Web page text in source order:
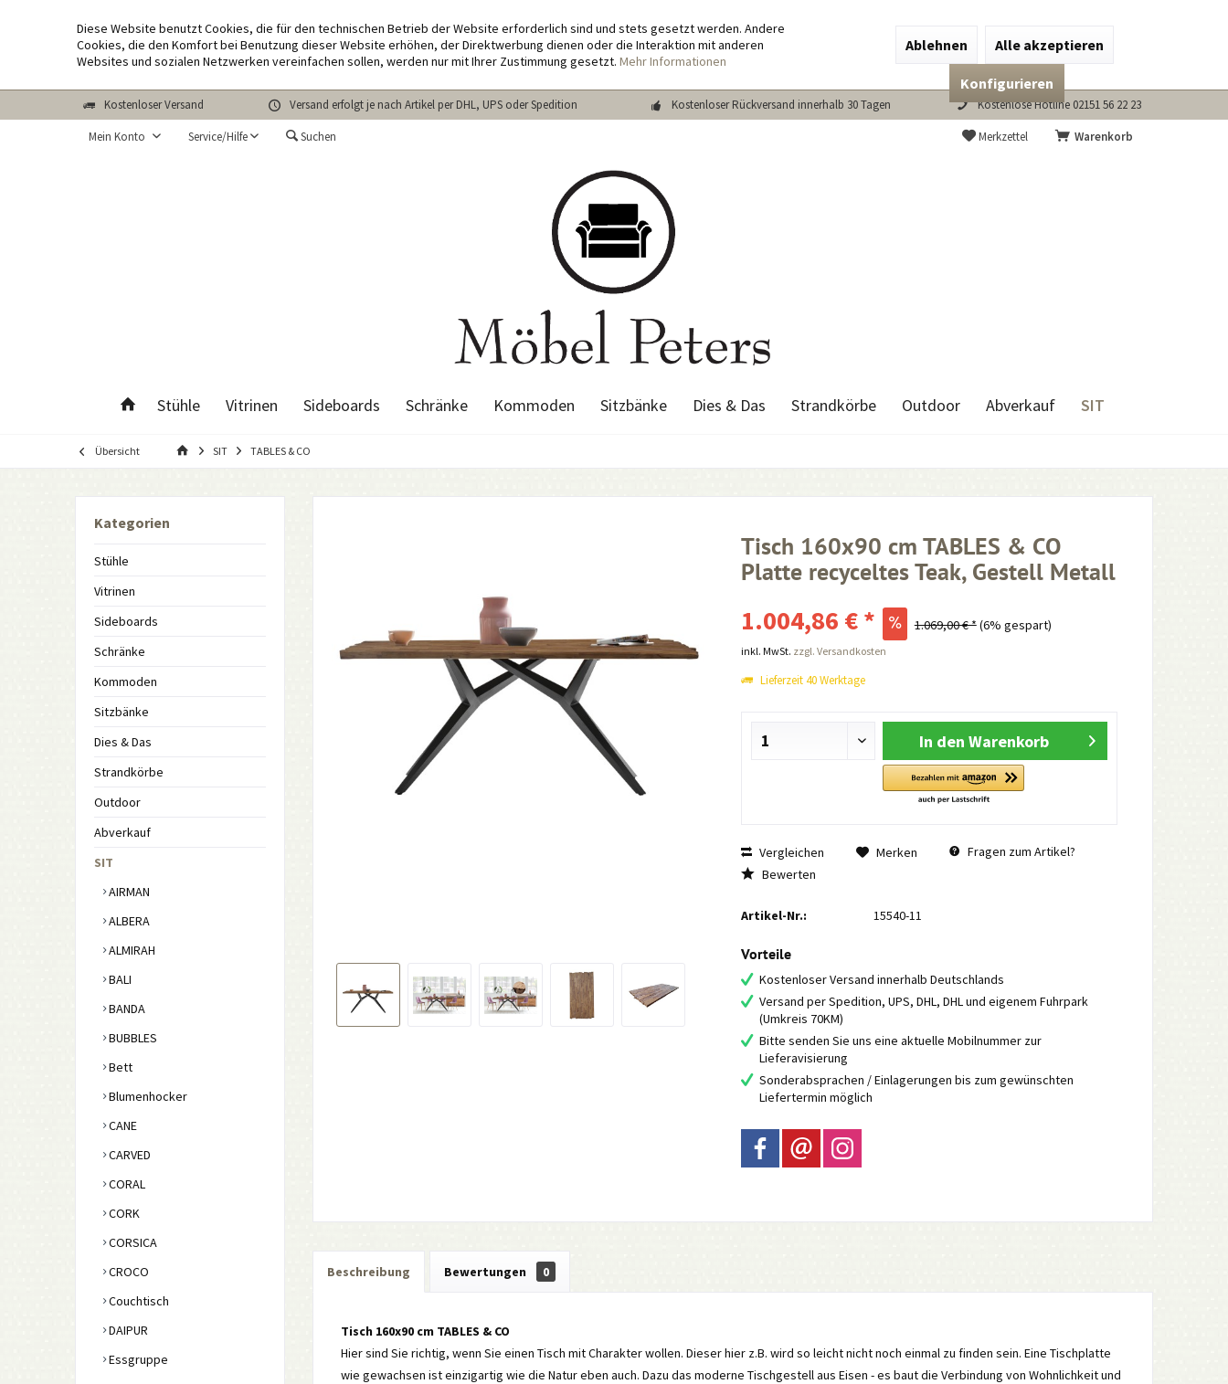
Diese Website benutzt Cookies, die für den technischen Betrieb der Website erforderlich sind und stets gesetzt werden. Andere
Cookies, die den Komfort bei Benutzung dieser Website erhöhen, der Direktwerbung dienen oder die Interaktion mit anderen
Websites und sozialen Netzwerken vereinfachen sollen, werden nur mit Ihrer Zustimmung gesetzt. Mehr Informationen
Ablehnen Alle akzeptieren
Konfigurieren
Kostenloser Versand Versand erfolgt je nach Artikel per DHL, UPS oder Spedition Kostenloser Rückversand innerhalb 30 Tagen Kostenlose Hotline 02151 56 22 23
Warenkorb
Merkzettel
Mein Konto Service/Hilfe Suchen
Stühle Vitrinen Sideboards Schränke Kommoden Sitzbänke Dies & Das Strandkörbe Outdoor Abverkauf SIT
Übersicht SIT TABLES & CO
Kategorien
Stühle
Vitrinen
Sideboards
Schränke
Kommoden
Sitzbänke
Dies & Das
Strandkörbe
Outdoor
Abverkauf
SIT
AIRMAN
ALBERA
ALMIRAH
BALI
BANDA
BUBBLES
Bett
Blumenhocker
CANE
CARVED
CORAL
CORK
CORSICA
CROCO
Couchtisch
DAIPUR
Essgruppe
Tisch 160x90 cm TABLES & CO
Platte recyceltes Teak, Gestell Metall
1.004,86 € * 1.069,00 € *(6% gespart)
inkl. MwSt. zzgl. Versandkosten
Lieferzeit 40 Werktage
In den Warenkorb
Vergleichen Merken
Fragen zum Artikel?
Bewerten
Artikel-Nr.: 15540-11
Vorteile
Kostenloser Versand innerhalb Deutschlands
Versand per Spedition, UPS, DHL, DHL und eigenem Fuhrpark
(Umkreis 70KM)
Bitte senden Sie uns eine aktuelle Mobilnummer zur
Lieferavisierung
Sonderabsprachen / Einlagerungen bis zum gewünschten
Liefertermin möglich
Beschreibung Bewertungen 0
Tisch 160x90 cm TABLES & CO
Hier sind Sie richtig, wenn Sie einen Tisch mit Charakter wollen. Dieser hier z.B. wird so leicht nicht noch einmal zu finden sein. Eine Tischplatte
wie gewachsen ist einzigartig wie die Natur eben auch. Dazu das moderne Tischgestell aus Eisen - es baut die Verbindung von Wohnlichkeit und